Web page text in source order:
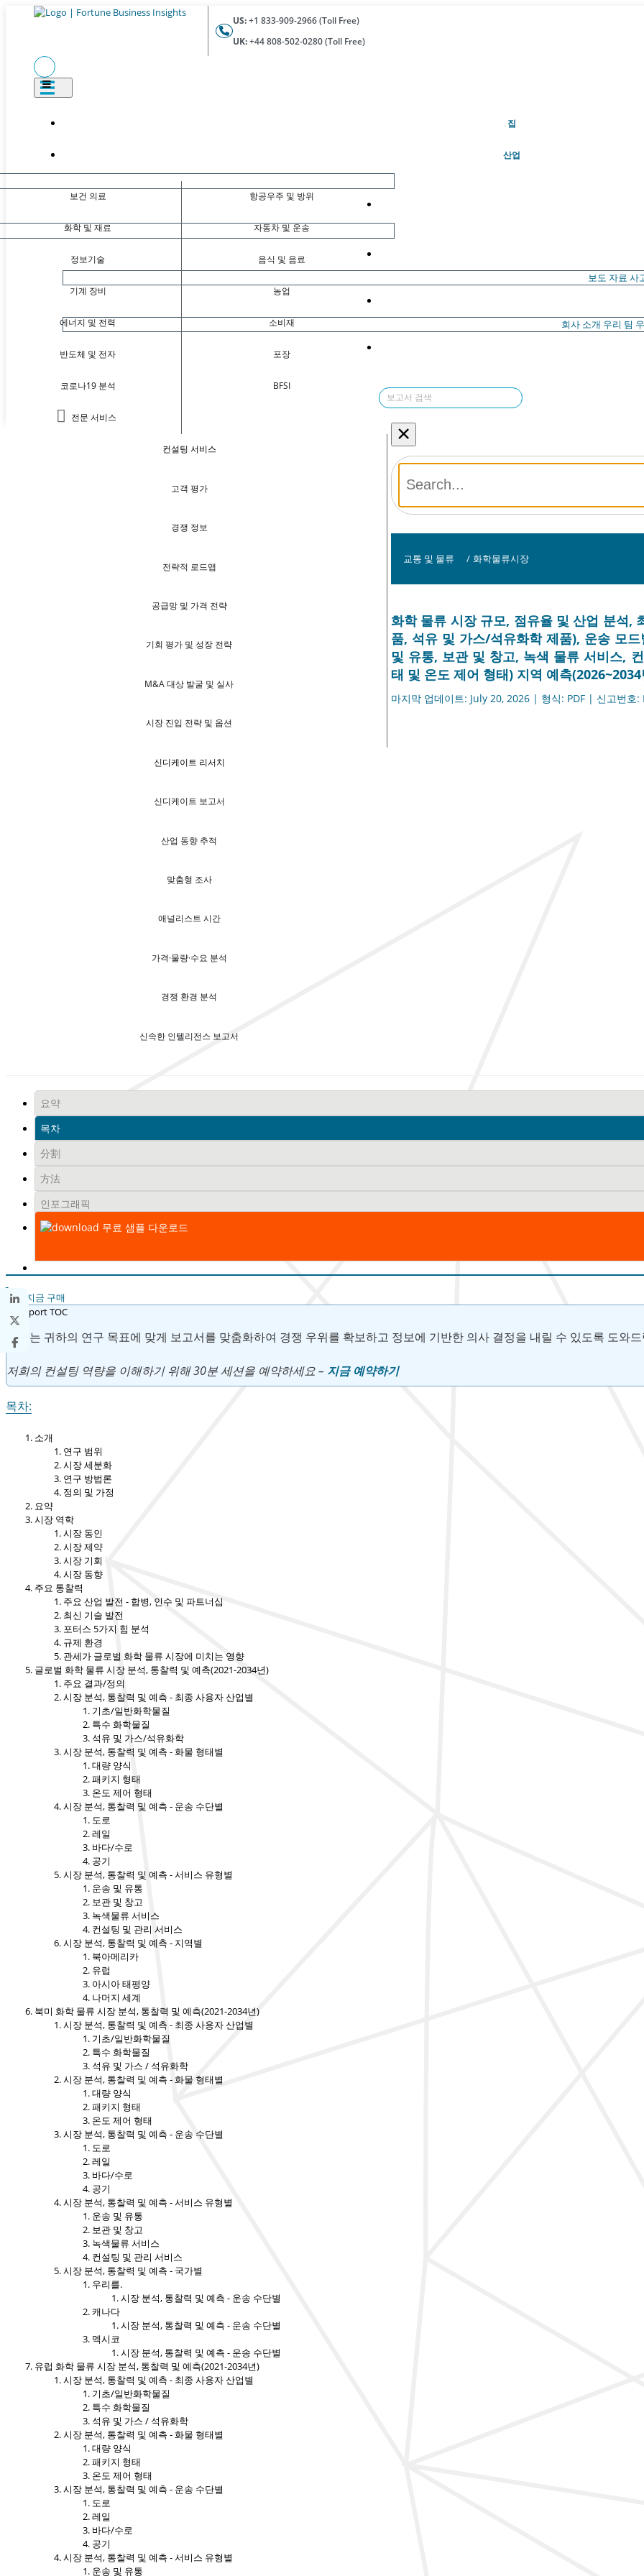
US:+1 833-909-2966 (Toll Free)
UK:+44 808-502-0280 (Toll Free)
집(현재의)
산업
보건 의료
화학 및 재료
정보기술
기계 장비
에너지 및 전력
반도체 및 전자
코로나19 분석
전문 서비스
항공우주 및 방위
자동차 및 운송
음식 및 음료
농업
소비재
포장
BFSI
컨설팅 서비스
고객 평가
경쟁 정보
전략적 로드맵
공급망 및 가격 전략
기회 평가 및 성장 전략
M&A 대상 발굴 및 실사
시장 진입 전략 및 옵션
신디케이트 리서치
신디케이트 보고서
산업 동향 추적
맞춤형 조사
애널리스트 시간
가격·물량·수요 분석
경쟁 환경 분석
신속한 인텔리전스 보고서
보도 자료 사
회사 소개 우리 팀
×
교통 및 물류 / 화학물류시장
화학 물류 시장 규모, 점유율 및 산업 분석,
품, 석유 및 가스/석유화학 제품), 운송 모
및 유통, 보관 및 창고, 녹색 물류 서비스,
태 및 온도 제어 형태) 지역 예측
마지막 업데이트: July 20, 2026 | 형식: PDF | 신고번호:
요약
목차
分割
方法
인포그래픽
무료 샘플 다운로드
지금 구매
우리는 귀하의 연구 목표에 맞게 보고서를 맞춤화하여 경쟁 우위를 확보하고 정보에 기반한 의사 결정을 내릴 수 있도록 도와
저희의 컨설팅 역량을 이해하기 위해 30분 세션을 예약하세요 – 지금 예약하기
목차:
소개
연구 범위
시장 세분화
연구 방법론
정의 및 가정
요약
시장 역학
시장 동인
시장 제약
시장 기회
시장 동향
주요 통찰력
주요 산업 발전 - 합병, 인수 및 파트너십
최신 기술 발전
포터스 5가지 힘 분석
규제 환경
관세가 글로벌 화학 물류 시장에 미치는 영향
글로벌 화학 물류 시장 분석, 통찰력 및 예측(2021-2034년)
주요 결과/정의
시장 분석, 통찰력 및 예측 - 최종 사용자 산업별
기초/일반화학물질
특수 화학물질
석유 및 가스/석유화학
시장 분석, 통찰력 및 예측 - 화물 형태별
대량 양식
패키지 형태
온도 제어 형태
시장 분석, 통찰력 및 예측 - 운송 수단별
도로
레일
바다/수로
공기
시장 분석, 통찰력 및 예측 - 서비스 유형별
운송 및 유통
보관 및 창고
녹색물류 서비스
컨설팅 및 관리 서비스
시장 분석, 통찰력 및 예측 - 지역별
북아메리카
유럽
아시아 태평양
나머지 세계
북미 화학 물류 시장 분석, 통찰력 및 예측(2021-2034년)
시장 분석, 통찰력 및 예측 - 최종 사용자 산업별
기초/일반화학물질
특수 화학물질
석유 및 가스 / 석유화학
시장 분석, 통찰력 및 예측 - 화물 형태별
대량 양식
패키지 형태
온도 제어 형태
시장 분석, 통찰력 및 예측 - 운송 수단별
도로
레일
바다/수로
공기
시장 분석, 통찰력 및 예측 - 서비스 유형별
운송 및 유통
보관 및 창고
녹색물류 서비스
컨설팅 및 관리 서비스
시장 분석, 통찰력 및 예측 - 국가별
우리를.
시장 분석, 통찰력 및 예측 - 운송 수단별
캐나다
시장 분석, 통찰력 및 예측 - 운송 수단별
멕시코
시장 분석, 통찰력 및 예측 - 운송 수단별
유럽 ​​화학 물류 시장 분석, 통찰력 및 예측(2021-2034년)
시장 분석, 통찰력 및 예측 - 최종 사용자 산업별
기초/일반화학물질
특수 화학물질
석유 및 가스 / 석유화학
시장 분석, 통찰력 및 예측 - 화물 형태별
대량 양식
패키지 형태
온도 제어 형태
시장 분석, 통찰력 및 예측 - 운송 수단별
도로
레일
바다/수로
공기
시장 분석, 통찰력 및 예측 - 서비스 유형별
운송 및 유통